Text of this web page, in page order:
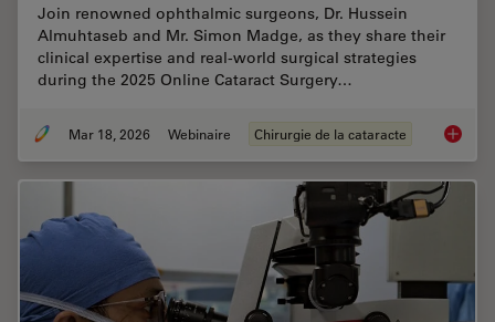
Join renowned ophthalmic surgeons, Dr. Hussein
Almuhtaseb and Mr. Simon Madge, as they share their
clinical expertise and real-world surgical strategies
during the 2025 Online Cataract Surgery…
Mar 18, 2026 Webinaire Chirurgie de la cataracte Expert